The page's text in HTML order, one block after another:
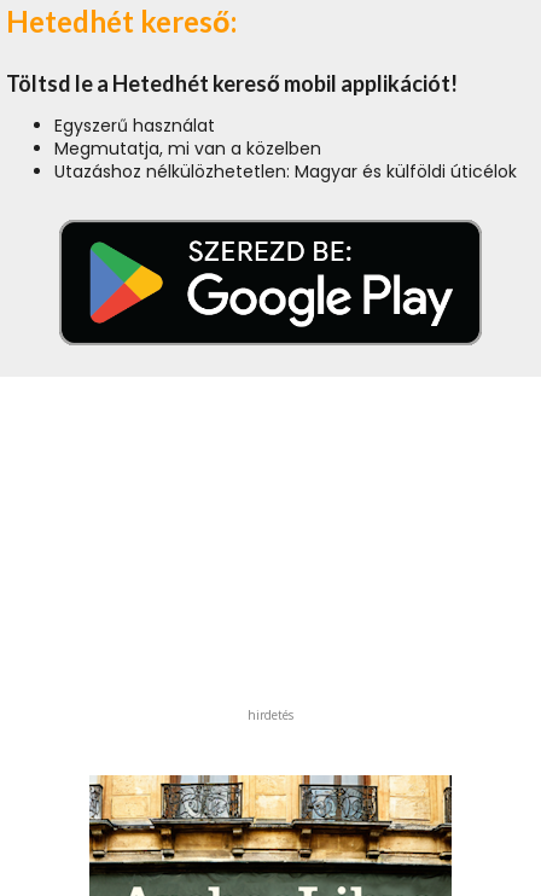
Hetedhét kereső:
Töltsd le a Hetedhét kereső mobil applikációt!
Egyszerű használat
Megmutatja, mi van a közelben
Utazáshoz nélkülözhetetlen: Magyar és külföldi úticélok
hirdetés